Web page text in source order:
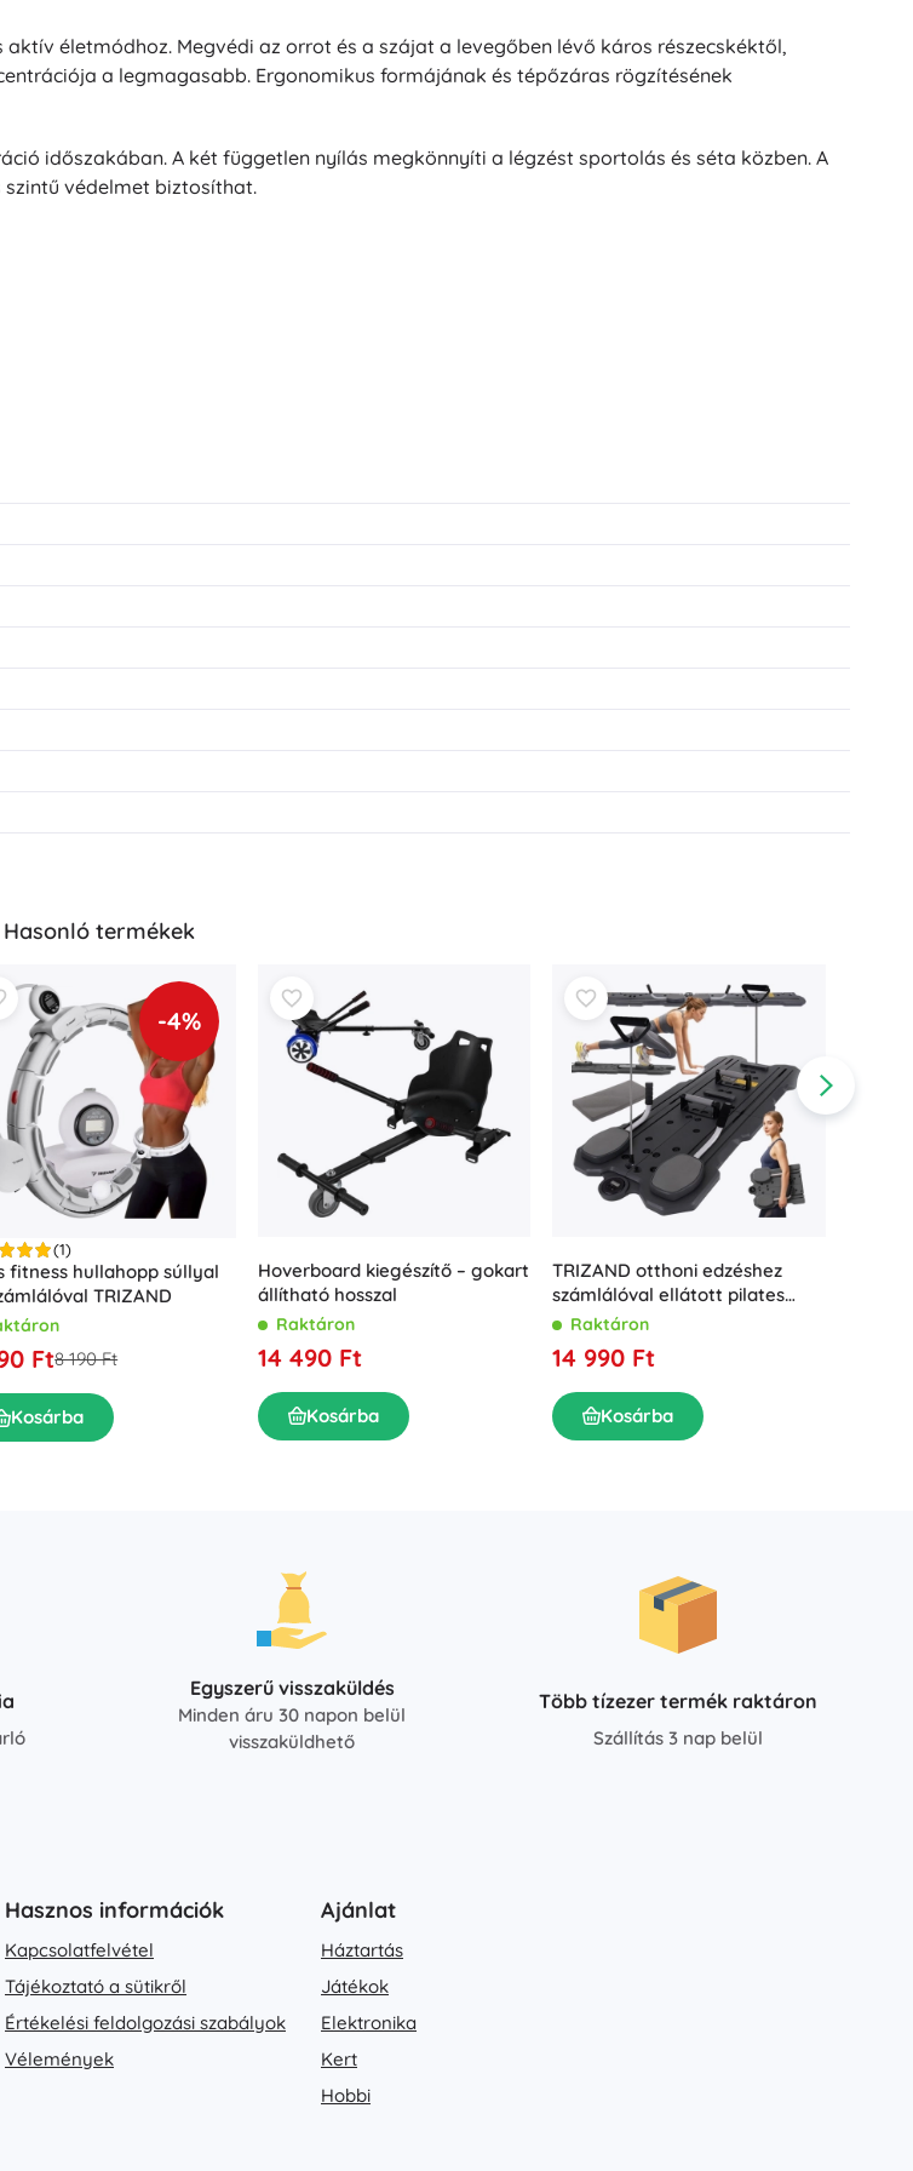
életmódhoz. Megvédi az orrot és a szájat a levegőben lévő káros részecskéktől,
a legmagasabb. Ergonomikus formájának és tépőzáras rögzítésének
időszakában. A két független nyílás megkönnyíti a légzést sportolás és séta közben. A
védelmet biztosíthat.
Hasonló termékek
-4%
(1)
fitness hullahopp súllyal
TRIZAND
Ft8 190 Ft
Kosárba
Hoverboard kiegészítő – gokart
állítható hosszal
Raktáron
14 490 Ft
Kosárba
TRIZAND otthoni edzéshez
számlálóval ellátott pilates
deszka
Raktáron
14 990 Ft
Kosárba
Egyszerű visszaküldés
Minden áru 30 napon belül
visszaküldhető
Több tízezer termék raktáron
Szállítás 3 nap belül
Hasznos információk
Kapcsolatfelvétel
Tájékoztató a sütikről
Értékelési feldolgozási szabályok
Vélemények
Ajánlat
Háztartás
Játékok
Elektronika
Kert
Hobbi